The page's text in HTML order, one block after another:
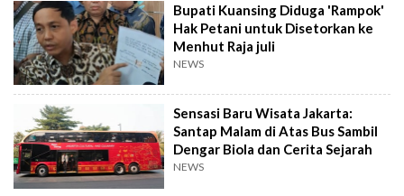
Bupati Kuansing Diduga 'Rampok'
Hak Petani untuk Disetorkan ke
Menhut Raja juli
NEWS
Sensasi Baru Wisata Jakarta:
Santap Malam di Atas Bus Sambil
Dengar Biola dan Cerita Sejarah
NEWS